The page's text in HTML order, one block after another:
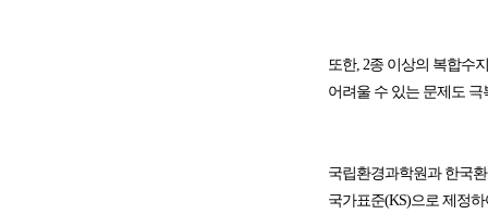
또한, 2종 이상의 복합수
어려울 수 있는 문제도 극
국립환경과학원과 한국
국가표준(KS)으로 제정